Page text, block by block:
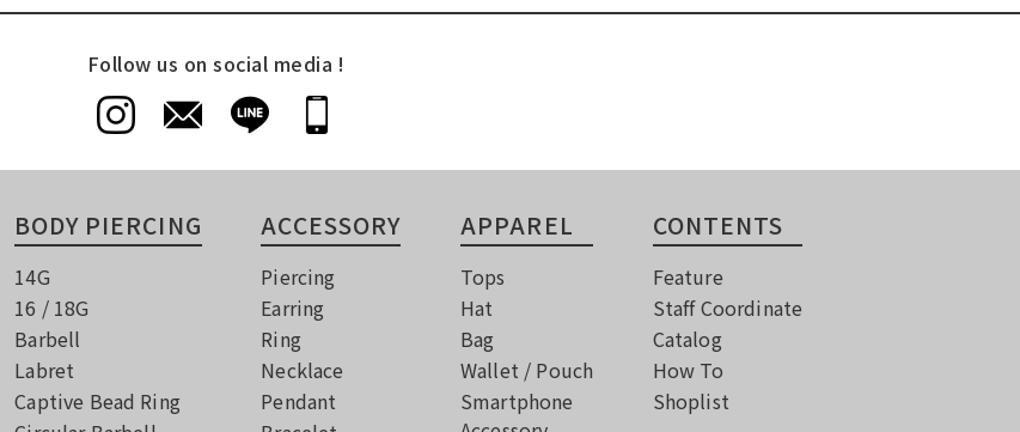
Follow us on social media !
BODY PIERCING
14G
16 / 18G
Barbell
Labret
Captive Bead Ring
ACCESSORY
Piercing
Earring
Ring
Necklace
Pendant
APPAREL
Tops
Hat
Bag
Wallet / Pouch
Smartphone
Accessory
CONTENTS
Feature
Staff Coordinate
Catalog
How To
Shoplist